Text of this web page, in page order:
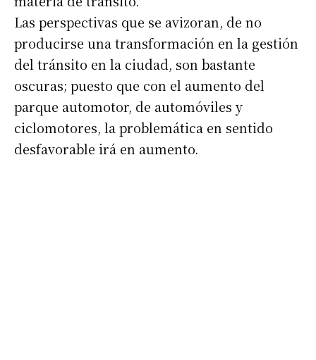
Las perspectivas que se avizoran, de no
producirse una transformación en la gestión
del tránsito en la ciudad, son bastante
oscuras; puesto que con el aumento del
parque automotor, de automóviles y
ciclomotores, la problemática en sentido
desfavorable irá en aumento.